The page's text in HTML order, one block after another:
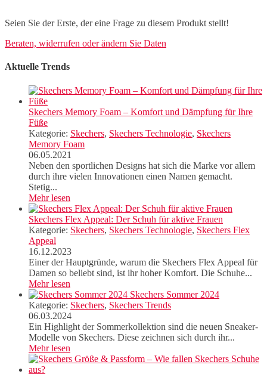
Seien Sie der Erste, der eine Frage zu diesem Produkt stellt!
Beraten, widerrufen oder ändern Sie Daten
Aktuelle Trends
Skechers Memory Foam – Komfort und Dämpfung für Ihre
Füße
Kategorie: Skechers, Skechers Technologie, Skechers
Memory Foam
06.05.2021
Neben den sportlichen Designs hat sich die Marke vor allem
durch ihre vielen Innovationen einen Namen gemacht.
Stetig...
Mehr lesen
Skechers Flex Appeal: Der Schuh für aktive Frauen
Kategorie: Skechers, Skechers Technologie, Skechers Flex
Appeal
16.12.2023
Einer der Hauptgründe, warum die Skechers Flex Appeal für
Damen so beliebt sind, ist ihr hoher Komfort. Die Schuhe...
Mehr lesen
Skechers Sommer 2024
Kategorie: Skechers, Skechers Trends
06.03.2024
Ein Highlight der Sommerkollektion sind die neuen Sneaker-
Modelle von Skechers. Diese zeichnen sich durch ihr...
Mehr lesen